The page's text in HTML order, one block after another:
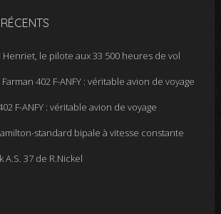
Henriet, le pilote aux 33 500 heures de vol
Farman 402 F-ANFY : véritable avion de voyage
F-ANFY : véritable avion de voyage
standard bipale à vitesse constante
A.S. 37 de R.Nickel